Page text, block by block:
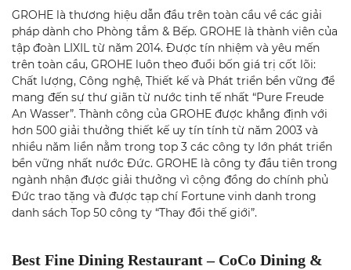
GROHE là thương hiệu dẫn đầu trên toàn cầu về các giải
pháp dành cho Phòng tắm & Bếp. GROHE là thành viên của
tập đoàn LIXIL từ năm 2014. Được tín nhiệm và yêu mến
trên toàn cầu, GROHE luôn theo đuổi bốn giá trị cốt lõi:
Chất lượng, Công nghệ, Thiết kế và Phát triển bền vững để
mang đến sự thư giãn từ nước tinh tế nhất “Pure Freude
An Wasser”. Thành công của GROHE được khẳng định với
hơn 500 giải thưởng thiết kế uy tín tính từ năm 2003 và
nhiều năm liền nằm trong top 3 các công ty lớn phát triển
bền vững nhất nước Đức. GROHE là công ty đầu tiên trong
ngành nhận được giải thưởng vì cộng đồng do chính phủ
Đức trao tặng và được tạp chí Fortune vinh danh trong
danh sách Top 50 công ty “Thay đổi thế giới”.
Best Fine Dining Restaurant – CoCo Dining &